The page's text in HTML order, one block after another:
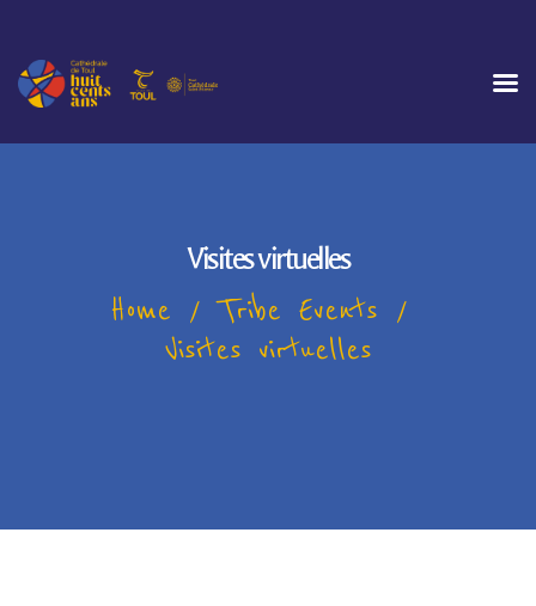
Visites virtuelles
Home
Tribe Events
Visites virtuelles
INFOS PRATIQUES